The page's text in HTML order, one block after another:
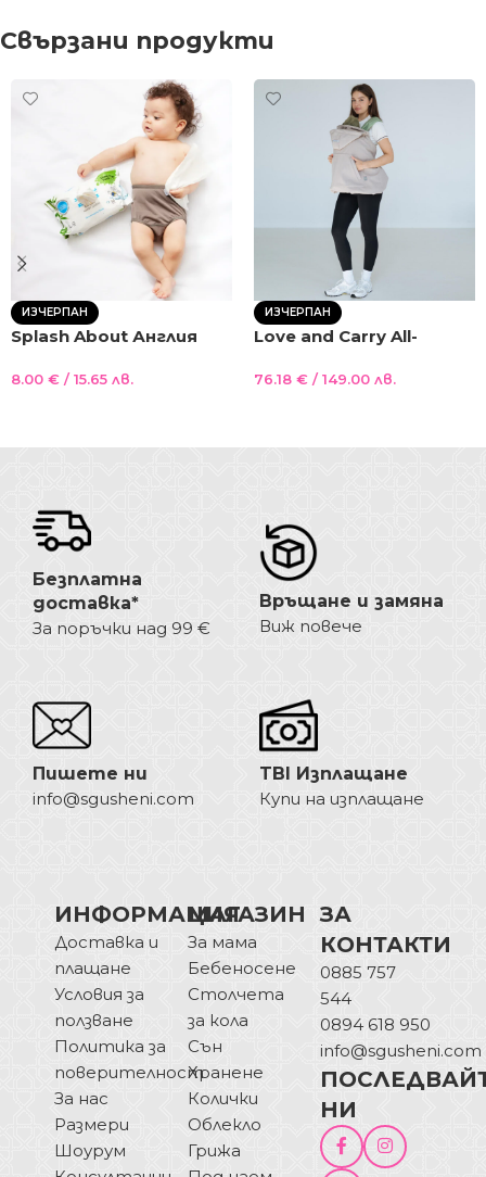
Свързани продукти
ИЗЧЕРПАН
Splash About Англия
подложки за бански ,
8.00 € / 15.65 лв.
ИЗЧЕРПАН
Love and Carry All-
покривало за
сваляща се подплата
76.18 € / 149.00 лв.
Безплатна
доставка*
За поръчки над 99 €
Връщане и замяна
Виж повече
Пишете ни
info@sgusheni.com
TBI Изплащане
Купи на изплащане
ИНФОРМАЦИЯ
Доставка и
плащане
Условия за
ползване
Политика за
поверителност
За нас
Размери
Шоурум
МАГАЗИН
За мама
Бебеносене
Столчета
за кола
Сън
Хранене
Колички
Облекло
Грижа
ЗА
КОНТАКТИ
0885 757
544
0894 618 950
info@sgusheni.com
НИ